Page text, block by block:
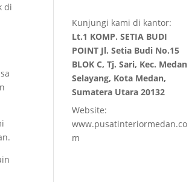
di
Kunjungi kami di kantor:
Lt.1 KOMP. SETIA BUDI
POINT Jl. Setia Budi No.15
BLOK C, Tj. Sari, Kec. Medan
Selayang, Kota Medan,
Sumatera Utara 20132
Website:
www.pusatinteriormedan.co
m